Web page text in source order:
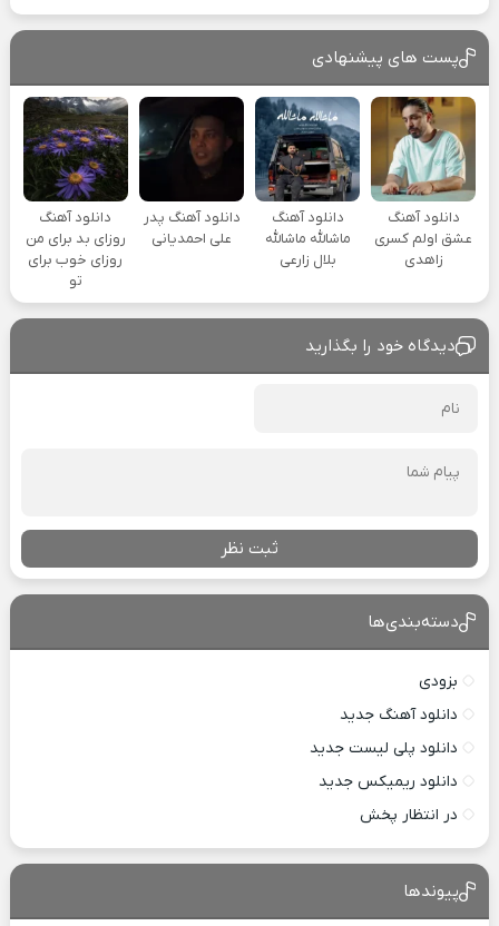
پست های پیشنهادی
دانلود آهنگ
عشق اولم کسری
زاهدی
دانلود آهنگ
ماشالله ماشالله
بلال زارعی
دانلود آهنگ پدر
علی احمدیانی
دانلود آهنگ
روزای بد برای من
روزای خوب برای
تو
دیدگاه خود را بگذارید
ثبت نظر
دسته‌بندی‌ها
بزودی
دانلود آهنگ جدید
دانلود پلی لیست جدید
دانلود ریمیکس جدید
در انتظار پخش
پیوندها